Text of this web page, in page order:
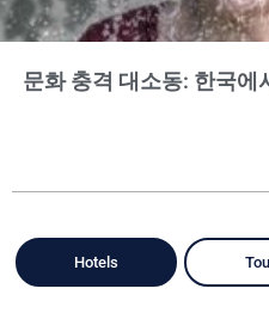
문화 충격 대소동: 한국에
Hotels